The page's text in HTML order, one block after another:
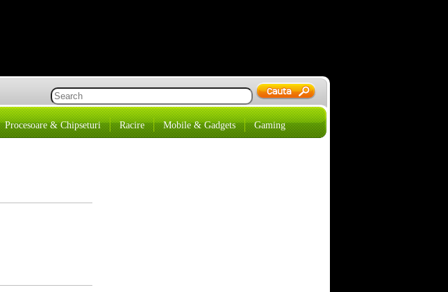
Procesoare & Chipseturi Racire Mobile & Gadgets Gaming